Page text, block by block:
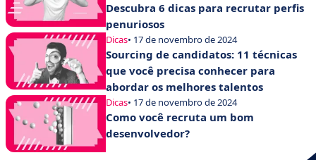
Descubra 6 dicas para recrutar perfis
penuriosos
Dicas• 17 de novembro de 2024
Sourcing de candidatos: 11 técnicas
que você precisa conhecer para
abordar os melhores talentos
Dicas• 17 de novembro de 2024
Como você recruta um bom
desenvolvedor?